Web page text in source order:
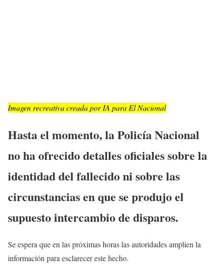
Imagen recreativa creada por IA para El Nacional
Hasta el momento, la Policía Nacional
no ha ofrecido detalles oficiales sobre la
identidad del fallecido ni sobre las
circunstancias en que se produjo el
supuesto intercambio de disparos.
Se espera que en las próximas horas las autoridades amplíen la
información para esclarecer este hecho.